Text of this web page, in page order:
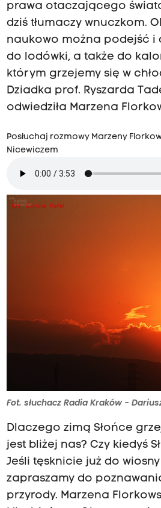
prawa otaczającego
dziś tłumaczy wnuczkom.
naukowo można podejść i
do lodówki, a także do
którym grzejemy się w
Dziadka prof. Ryszarda
odwiedziła Marzena
Posłuchaj rozmowy Marzeny
Nicewiczem
Fot. słuchacz Radia Kraków -
Dlaczego zimą Słońce
jest bliżej nas? Czy kiedyś
Jeśli tęsknicie już do
zapraszamy do
przyrody. Marzena